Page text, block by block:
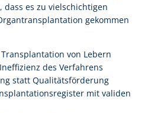
es zu vielschichtigen
gekommen
von Lebern
des Verfahrens
statt Qualitätsförderung
mit validen